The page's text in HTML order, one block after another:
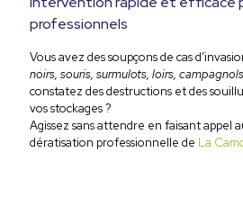
professionnels
Vous avez des soupçons de cas
noirs, souris, surmulots, loirs,
constatez des destructions et des
vos stockages ?
Agissez sans attendre en faisant appel
dératisation professionnelle de La